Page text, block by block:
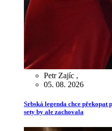
Petr Zajíc ,
05. 08. 2026
Srbská legenda chce
sety by ale zachovala